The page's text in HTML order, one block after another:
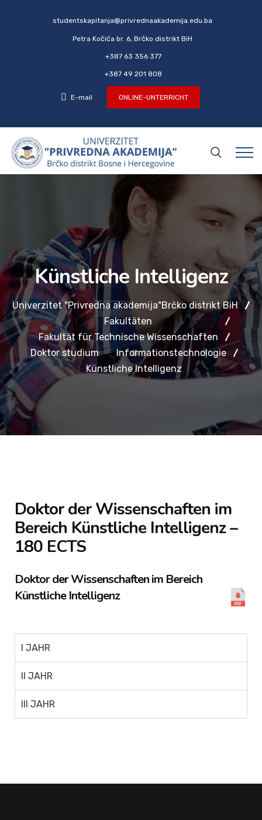
studentskapitanja@privrednaakademija.edu.ba
Petra Kočića br. 6, Brčko distrikt BiH
+387 63 356 377
+387 49 201 808
E-mail ONLINE-UNTERRICHT
Künstliche Intelligenz
Univerzitet "Privredna akademija"Brčko distrikt BiH
Fakultäten
Fakultät für Technische Wissenschaften
Doktor studium
Informationstechnologie
Künstliche Intelligenz
Doktor der Wissenschaften im
Bereich Künstliche Intelligenz –
180 ECTS
Doktor der Wissenschaften im Bereich
Künstliche Intelligenz
I JAHR
II JAHR
III JAHR